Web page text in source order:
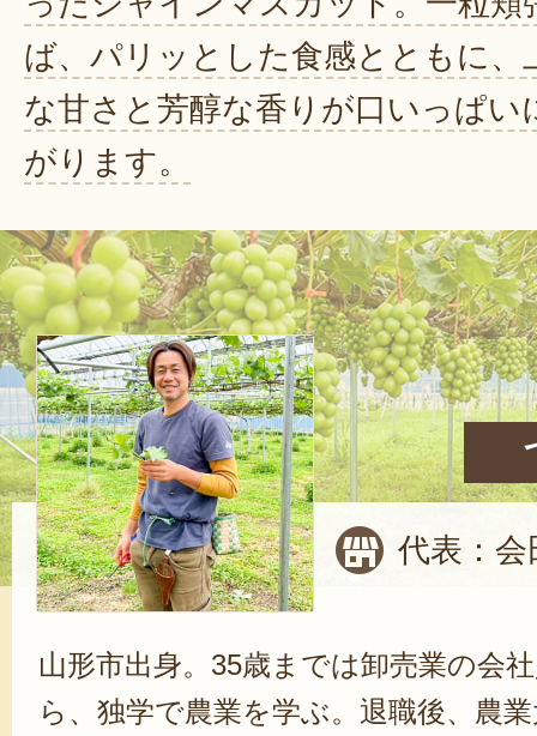
ば、パリッとした食感とともに、
な甘さと芳醇な香りが口いっぱい
がります。
代表：会
山形市出身。35歳までは卸売業の会
ら、独学で農業を学ぶ。退職後、農